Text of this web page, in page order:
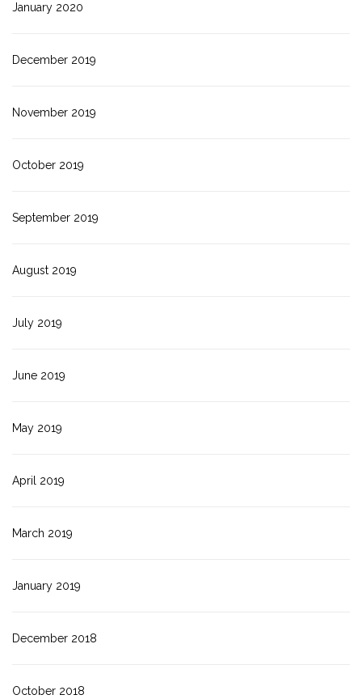
January 2020
December 2019
November 2019
October 2019
September 2019
August 2019
July 2019
June 2019
May 2019
April 2019
March 2019
January 2019
December 2018
October 2018